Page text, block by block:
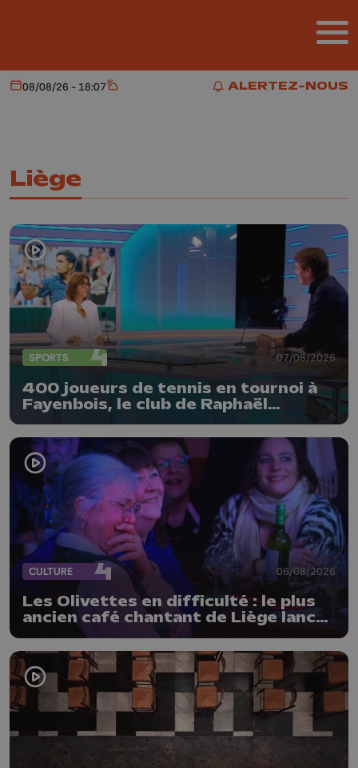
ALERTEZ-NOUS
ALERTEZ-NOUS
Aujourd'hui
08/08/26 - 18:07 Météo
Liège
SPORTS 07/08/2026
400 joueurs de tennis en tournoi à
Fayenbois, le club de Raphaël
Collignon
CULTURE 06/08/2026
Les Olivettes en difficulté : le plus
ancien café chantant de Liège lance
un appel au public